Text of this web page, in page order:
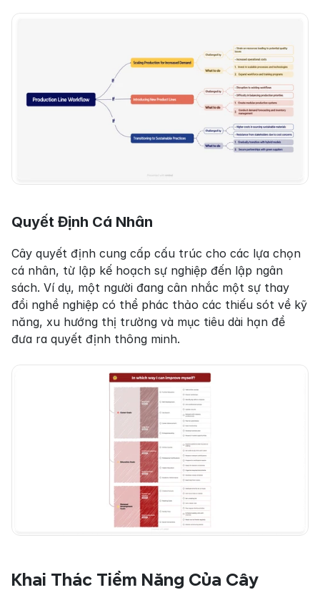
Quyết Định Cá Nhân
Cây quyết định cung cấp cấu trúc cho các lựa chọn
cá nhân, từ lập kế hoạch sự nghiệp đến lập ngân
sách. Ví dụ, một người đang cân nhắc một sự thay
đổi nghề nghiệp có thể phác thảo các thiếu sót về kỹ
năng, xu hướng thị trường và mục tiêu dài hạn để
đưa ra quyết định thông minh.
Khai Thác Tiềm Năng Của Cây